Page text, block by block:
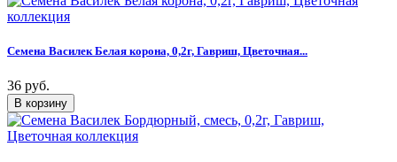
Семена Василек Белая корона, 0,2г, Гавриш, Цветочная...
36 руб.